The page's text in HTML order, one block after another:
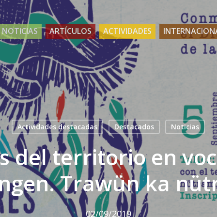
NOTICIAS ARTÍCULOS ACTIVIDADES
Actividades destacadas Destacados Noticias
del territorio en
Trawün ka
02/09/2019